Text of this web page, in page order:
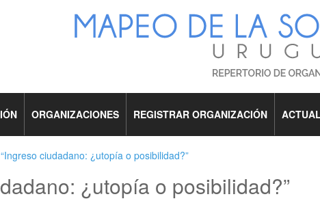
ORGANIZACIONES REGISTRAR ORGANIZACIÓN
“Ingreso ciudadano: ¿utopía o posibilidad?”
¿utopía o posibilidad?”